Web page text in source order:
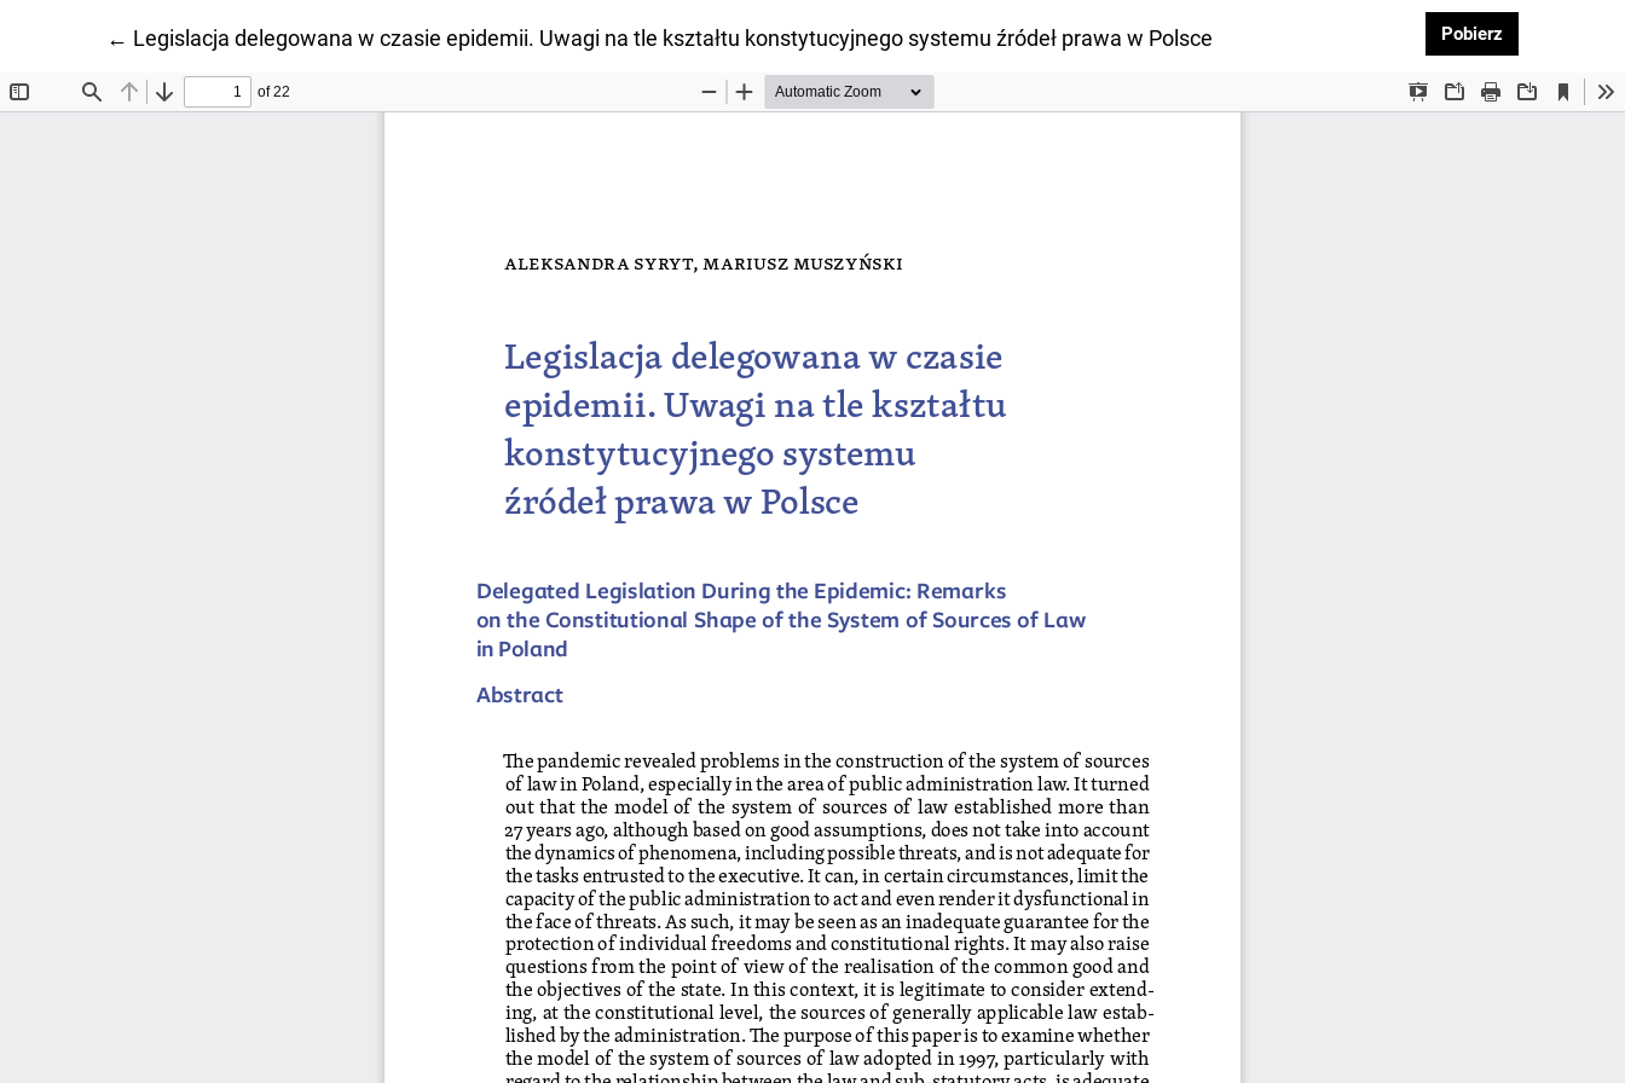
← Wróć do szczegółów artykułu
Legislacja delegowana w czasie epidemii. Uwagi na tle kształtu konstytucyjnego systemu źródeł prawa w Polsce Pobierz